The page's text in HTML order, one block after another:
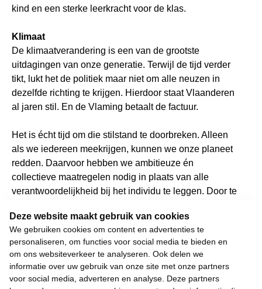
Deze website maakt gebruik van cookies
We gebruiken cookies om content en advertenties te
personaliseren, om functies voor social media te bieden en
om ons websiteverkeer te analyseren. Ook delen we
informatie over uw gebruik van onze site met onze partners
voor social media, adverteren en analyse. Deze partners
kind en een sterke leerkracht voor de klas.
Klimaat
De klimaatverandering is een van de grootste
uitdagingen van onze generatie. Terwijl de tijd verder
tikt, lukt het de politiek maar niet om alle neuzen in
dezelfde richting te krijgen. Hierdoor staat Vlaanderen
al jaren stil. En de Vlaming betaalt de factuur.
Het is écht tijd om die stilstand te doorbreken. Alleen
als we iedereen meekrijgen, kunnen we onze planeet
redden. Daarvoor hebben we ambitieuze én
collectieve maatregelen nodig in plaats van alle
verantwoordelijkheid bij het individu te leggen. Door te
voor iedereen. En door onze woningen collectief te
renoveren, zodat de netbeheerder de factuur
voorschiet.
Wij weigeren ons neer te leggen bij stilstand en